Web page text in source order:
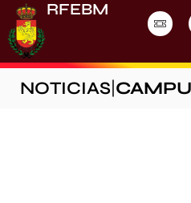
RFEBM
NOTICIAS